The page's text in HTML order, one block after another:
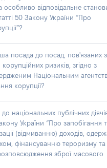
особливо відповідальне
50 Закону України “Про
посада до посад, пов'язаних з
ризиків, згідно з
Національним
корупції?
національних публічних
України “Про запобігання
(відмиванню) доходів,
фінансуванню тероризму та
зброї масового